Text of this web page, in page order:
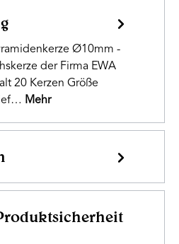
Ø10mm -
der Firma EWA
20 Kerzen Größe
Mehr